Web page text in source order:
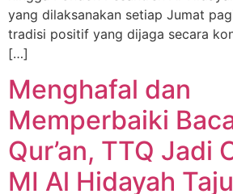
yang dilaksanakan setiap Jumat
tradisi positif yang dijaga secara
[…]
Menghafal dan
Memperbaiki
Qur’an, TTQ Jadi
MI Al Hidayah